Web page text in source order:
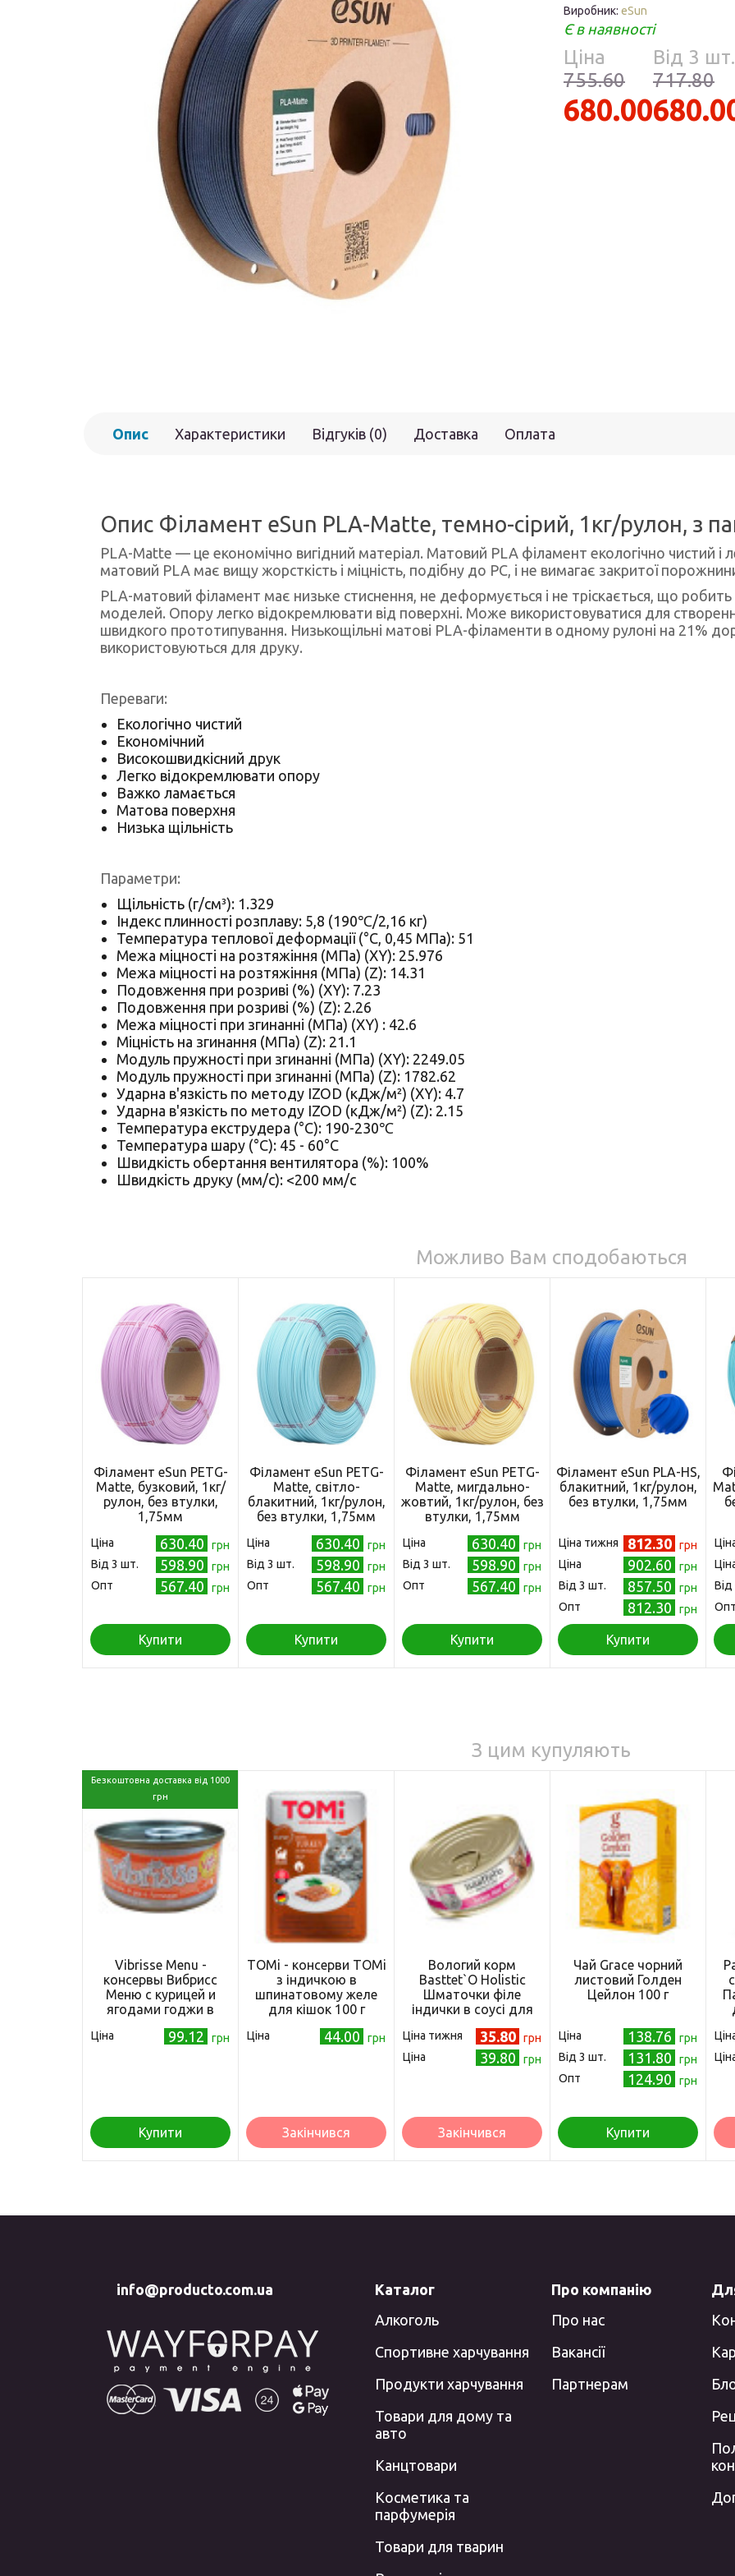
Слабоалкогольні
Консервація
Східна кухня
Снеки та закуски
Харчові
інгредієнти
Борошно та
Подарункові
набори
Виробник: eSun
Є в наявності
Ціна
755.60
680.00
Від 3 шт.
717.80
Опис Характеристики Відгуків (0) Доставка Оплата
Опис Філамент eSun PLA-Matte, темно-сірий, 1кг/рулон, з
PLA-Matte — це економічно вигідний матеріал. Матовий PLA філамент екологічно чистий і
матовий PLA має вищу жорсткість і міцність, подібну до PC, і не вимагає закритої
PLA-матовий філамент має низьке стиснення, не деформується і не тріскається, що
моделей. Опору легко відокремлювати від поверхні. Може використовуватися для
швидкого прототипування. Низькощільні матові PLA-філаменти в одному рулоні на 21%
використовуються для друку.
Переваги:
Екологічно чистий
Економічний
Високошвидкісний друк
Легко відокремлювати опору
Важко ламається
Матова поверхня
Низька щільність
Параметри:
Щільність (г/см³): 1.329
Індекс плинності розплаву: 5,8 (190℃/2,16 кг)
Температура теплової деформації (°C, 0,45 МПа): 51
Межа міцності на розтяжіння (МПа) (XY): 25.976
Межа міцності на розтяжіння (МПа) (Z): 14.31
Подовження при розриві (%) (XY): 7.23
Подовження при розриві (%) (Z): 2.26
Межа міцності при згинанні (МПа) (XY) : 42.6
Міцність на згинання (МПа) (Z): 21.1
Модуль пружності при згинанні (МПа) (XY): 2249.05
Модуль пружності при згинанні (МПа) (Z): 1782.62
Ударна в'язкість по методу IZOD (кДж/м²) (XY): 4.7
Ударна в'язкість по методу IZOD (кДж/м²) (Z): 2.15
Температура екструдера (°C): 190-230℃
Температура шару (°C): 45 - 60°C
Швидкість обертання вентилятора (%): 100%
Швидкість друку (мм/с): <200 мм/с
Можливо Вам сподобаються
Філамент eSun PETG-
Matte, бузковий, 1кг/
рулон, без втулки,
1,75мм
Ціна 630.40
грн
Від 3 шт.
598.90
грн
Опт
567.40 грн
Купити
Філамент eSun PETG-
Matte, світло-
блакитний, 1кг/рулон,
без втулки, 1,75мм
Ціна 630.40
грн
Від 3 шт.
598.90
грн
Опт
567.40 грн
Купити
Філамент eSun PETG-
Matte, мигдально-
жовтий, 1кг/рулон, без
втулки, 1,75мм
Ціна 630.40
грн
Від 3 шт.
598.90
грн
Опт
567.40 грн
Купити
Філамент eSun PLA-HS,
блакитний, 1кг/рулон,
без втулки, 1,75мм
Ціна тижня 812.30 грн
Ціна
902.60
грн
Від 3 шт.
857.50
грн
Опт
812.30 грн
Купити
Опт
З цим купуляють
Безкоштовна доставка від 1000
грн
Vibrisse Menu -
консервы Вибрисс
Меню с курицей и
ягодами годжи в
(C1018073)
Ціна 99.12 грн
Купити
TOMi - консерви TOMi
з індичкою в
шпинатовому желе
для кішок 100 г
Ціна 44.00 грн
Закінчився
Вологий корм
Basttet`O Holistic
Шматочки філе
індички в соусі для
Ціна тижня 35.80 грн
Ціна
39.80 грн
Закінчився
Чай Grace чорний
листовий Голден
Цейлон 100 г
Ціна 138.76
грн
Від 3 шт.
131.80
грн
Опт
124.90 грн
Купити
info@producto.com.ua
Каталог
Алкоголь
Спортивне харчування
Продукти харчування
Товари для дому та
авто
Канцтовари
Косметика та
парфумерія
Товари для тварин
Про компанію
Про нас
Вакансії
Партнерам